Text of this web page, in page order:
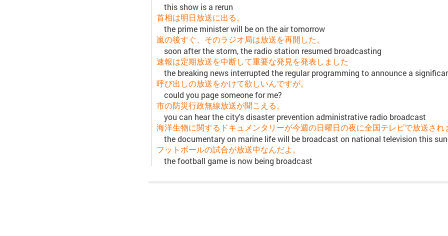
this show is a rerun
首相は明日放送に出る。
the prime minister will be on the air tomorrow
嵐の後すぐ、そのラジオ局は放送を再開した。
soon after the storm, the radio station resumed broadcasting
速報は定期放送を中断して重要な発見を発表しました
the breaking news interrupted the regular programming to announce a
呼び出しの放送をかけて欲しいんですが。
could you page someone for me?
市の防災行政無線放送が聞こえる。
you can hear the city's disaster prevention administrative radio broadcast
海洋生物に関するドキュメンタリーが今週の日曜日の夜に全国テレビで放送され
the documentary on marine life will be broadcast on national television this
フットボールの試合が放送中なんだよ。
the football game is now being broadcast